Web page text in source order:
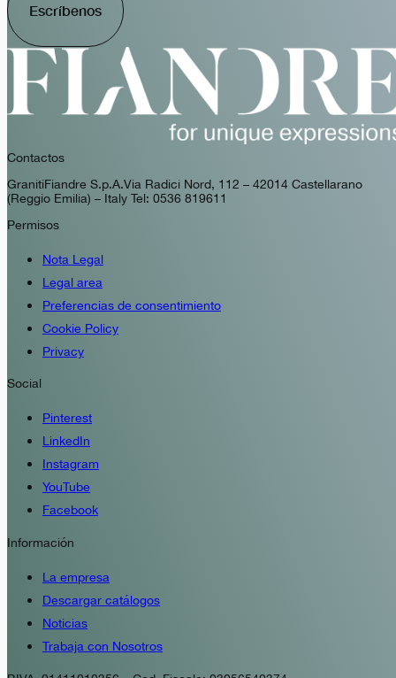
Escríbenos
Contactos
GranitiFiandre S.p.A. Via Radici Nord, 112 – 42014 Castellarano
(Reggio Emilia) – Italy Tel: 0536 819611
Permisos
Nota Legal
Legal area
Preferencias de consentimiento
Cookie Policy
Privacy
Social
Pinterest
LinkedIn
Instagram
YouTube
Facebook
Información
La empresa
Descargar catálogos
Noticias
Trabaja con Nosotros